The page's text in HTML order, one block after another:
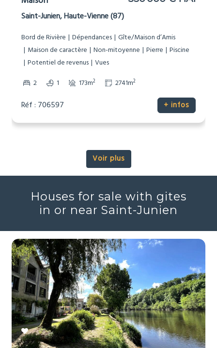
Saint-Junien, Haute-Vienne (87)
Bord de Rivière Dépendances Gîte/Maison d’Amis
Maison de caractère
Non-mitoyenne Pierre
Piscine
Potentiel de revenus Vues
2
1 173m2 2741m2
Réf : 706597 + infos
Voir plus
Houses for sale with gites
in or near Saint-Junien